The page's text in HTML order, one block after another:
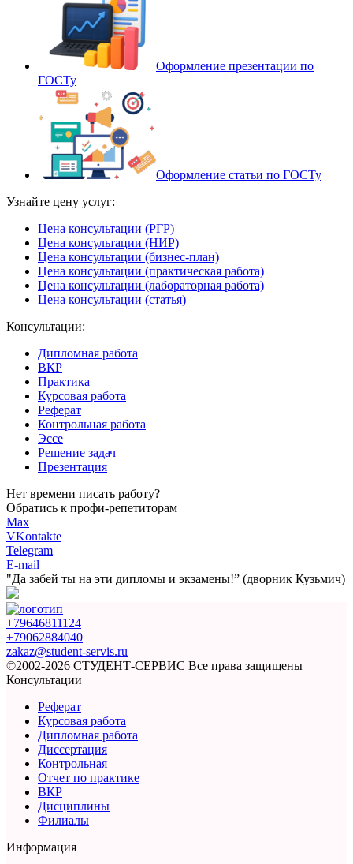
Оформление презентации по
ГОСТу
Оформление статьи по ГОСТу
Узнайте цену услуг:
Цена консультации (РГР)
Цена консультации (НИР)
Цена консультации (бизнес-план)
Цена консультации (практическая работа)
Цена консультации (лабораторная работа)
Цена консультации (статья)
Консультации:
Дипломная работа
ВКР
Практика
Курсовая работа
Реферат
Контрольная работа
Эссе
Решение задач
Презентация
Нет времени писать работу?
Обратись к профи-репетиторам
Max
VKontakte
Telegram
E-mail
"Да забей ты на эти дипломы и экзамены!” (дворник Кузьмич)
+79646811124
+79062884040
zakaz@student-servis.ru
©2002-2026 СТУДЕНТ-СЕРВИС Все права защищены
Консультации
Реферат
Курсовая работа
Дипломная работа
Диссертация
Контрольная
Отчет по практике
ВКР
Дисциплины
Филиалы
Информация